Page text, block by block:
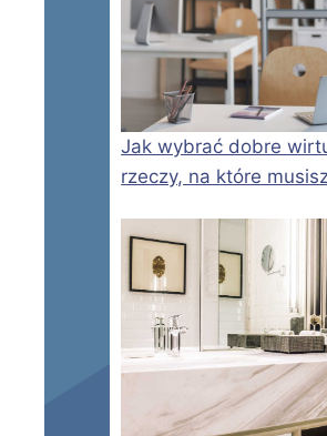
Jak wybrać dobre
rzeczy, na które